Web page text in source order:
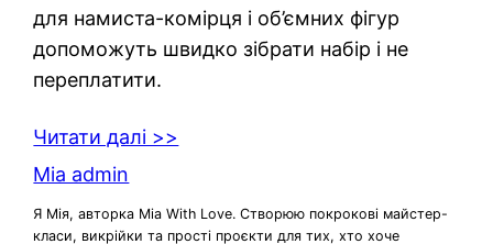
для намиста-комірця і об’ємних фігур
допоможуть швидко зібрати набір і не
переплатити.
Читати далі >>
Mia admin
Я Мія, авторка Mia With Love. Створюю покрокові майстер-
класи, викрійки та прості проєкти для тих, хто хоче